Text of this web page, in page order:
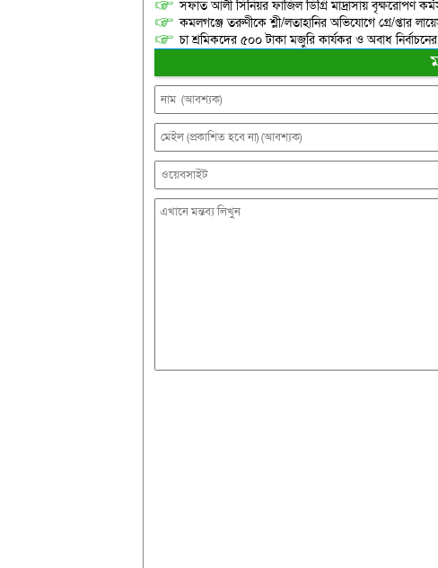
সফাত আলী সিনিয়র ফাজিল ডিগ্রি মাদ্রাসায় বৃক্ষরোপণ
কমলগঞ্জে তরুণীকে শ্লী/লতাহানির অভিযোগে গ্রে/প্তার
চা শ্রমিকদের ৫০০ টাকা মজুরি কার্যকর ও অবাধ